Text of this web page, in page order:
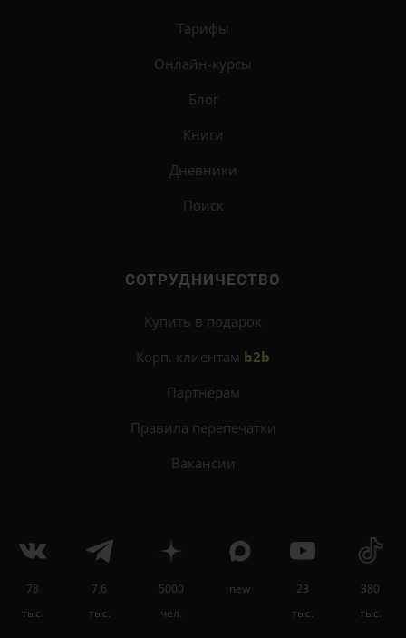
Научитесь понимать и регулировать свои и чужие
эмоции на
онлайн-программе «Сам себе
Тарифы
Онлайн-курсы
Блог
Книги
Дневники
Поиск
СОТРУДНИЧЕСТВО
Купить в подарок
Корп. клиентам b2b
Партнёрам
Правила перепечатки
Вакансии
78
тыс.
7,6
тыс.
5000
чел.
new
23
тыс.
380
тыс.